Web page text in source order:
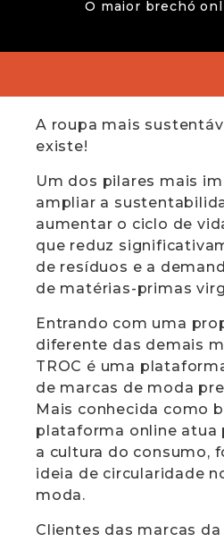
O maior brechó
A roupa mais
existe!
Um dos pilares mais
ampliar a
aumentar o ciclo de
que reduz
de resíduos e a
de matérias-primas
Entrando com uma
diferente das demais
TROC é uma
de marcas de moda
Mais conhecida como
plataforma online atua
a cultura do consumo,
ideia de circularidade
moda.
Clientes das marcas